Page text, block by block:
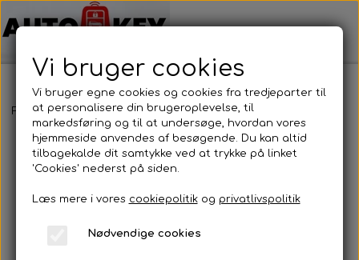
Forside Bilnøgler Renault Nøgle cover Nøgle cover
Vi bruger cookies
Vi bruger egne cookies og cookies fra tredjeparter til
at personalisere din brugeroplevelse, til
markedsføring og til at undersøge, hvordan vores
hjemmeside anvendes af besøgende. Du kan altid
tilbagekalde dit samtykke ved at trykke på linket
'Cookies' nederst på siden.
Læs mere i vores cookiepolitikog privatlivspolitik
Nødvendige cookies